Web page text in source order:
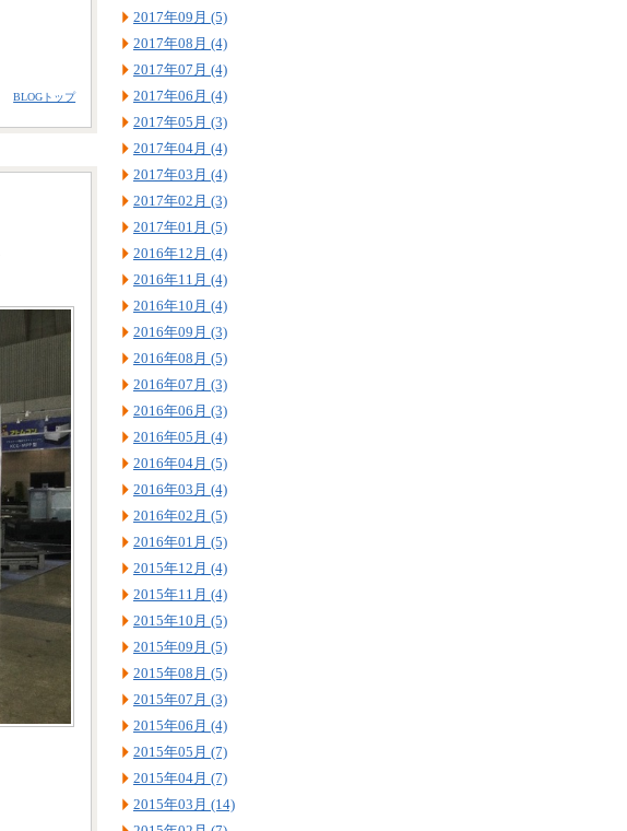
BLOGトップ
2017年09月 (5)
2017年08月 (4)
2017年07月 (4)
2017年06月 (4)
2017年05月 (3)
2017年04月 (4)
2017年03月 (4)
2017年02月 (3)
2017年01月 (5)
2016年12月 (4)
2016年11月 (4)
2016年10月 (4)
2016年09月 (3)
2016年08月 (5)
2016年07月 (3)
2016年06月 (3)
2016年05月 (4)
2016年04月 (5)
2016年03月 (4)
2016年02月 (5)
2016年01月 (5)
2015年12月 (4)
2015年11月 (4)
2015年10月 (5)
2015年09月 (5)
2015年08月 (5)
2015年07月 (3)
2015年06月 (4)
2015年05月 (7)
2015年04月 (7)
2015年03月 (14)